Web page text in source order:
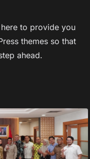
to provide you
themes so that
ahead.